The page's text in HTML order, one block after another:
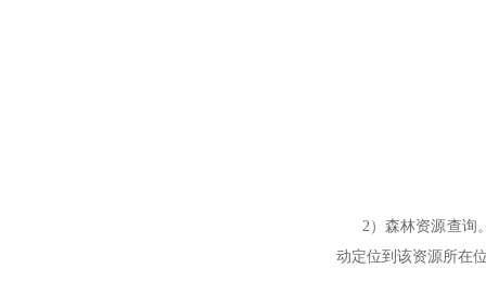
2）森林资源查询。
动定位到该资源所在